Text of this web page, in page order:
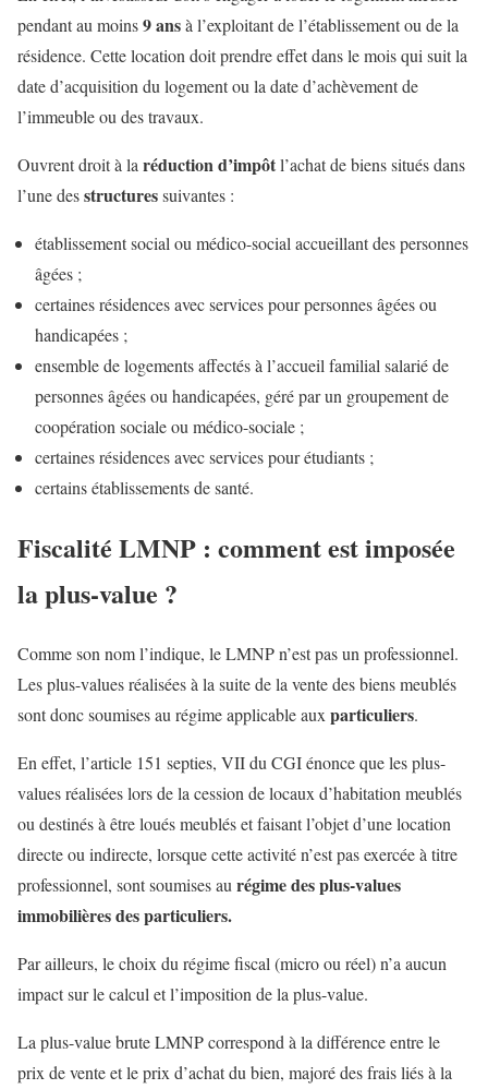
pendant au moins9 ansà l’exploitant de l’établissement ou de la
résidence. Cette location doit prendre effet dans le mois qui suit la
date d’acquisition du logement ou la date d’achèvement de
l’immeuble ou des travaux.
Ouvrent droit à la réduction d’impôtl’achat de biens situés dans
l’une desstructuressuivantes :
établissement social ou médico-social accueillant des personnes
âgées ;
certaines résidences avec services pour personnes âgées ou
handicapées ;
ensemble de logements affectés à l’accueil familial salarié de
personnes âgées ou handicapées, géré par un groupement de
coopération sociale ou médico-sociale ;
certaines résidences avec services pour étudiants ;
certains établissements de santé.
Fiscalité LMNP : comment est imposée
la plus-value ?
Comme son nom l’indique, le LMNP n’est pas un professionnel.
Les plus-values réalisées à la suite de la vente des biens meublés
sont donc soumises au régime applicable aux particuliers.
En effet, l’article 151 septies, VII du CGI énonce que les plus-
values réalisées lors de la cession de locaux d’habitation meublés
ou destinés à être loués meublés et faisant l’objet d’une location
directe ou indirecte, lorsque cette activité n’est pas exercée à titre
professionnel, sont soumises au régime des plus-values
immobilières des particuliers.
Par ailleurs, le choix du régime fiscal (micro ou réel) n’a aucun
impact sur le calcul et l’imposition de la plus-value.
La plus-value brute LMNP correspond à la différence entre le
prix de vente et le prix d’achat du bien, majoré des frais liés à la